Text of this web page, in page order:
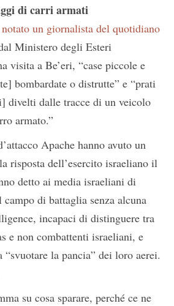
di carri armati
un giornalista del quotidiano
Ministero degli Esteri
visita a Be’eri, “case piccole e
bombardate o distrutte” e “prati
divelti dalle tracce di un veicolo
armato.”
Apache hanno avuto un
risposta dell’esercito israeliano il
detto ai media israeliani di
di battaglia senza alcuna
incapaci di distinguere tra
e non combattenti israeliani, e
la pancia” dei loro aerei.
su cosa sparare, perché ce ne